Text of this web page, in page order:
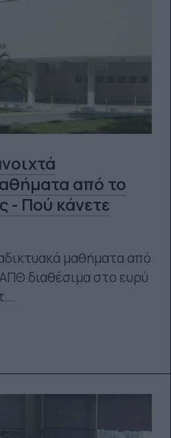
από το
- Πού κάνετε
μαθήματα από
διαθέσιμα στο ευρύ